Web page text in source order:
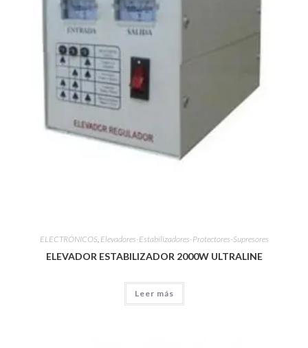
ELECTRÓNICOS, Elevadores-Estabilizadores-Protectores-Supresores
ELEVADOR ESTABILIZADOR 2000W ULTRALINE
Leer más